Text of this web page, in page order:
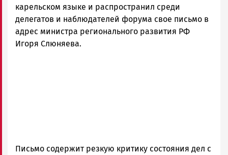
карельском языке и распространил среди
делегатов и наблюдателей форума свое письмо в
адрес министра регионального развития РФ
Игоря Слюняева.
Письмо содержит резкую критику состояния дел с